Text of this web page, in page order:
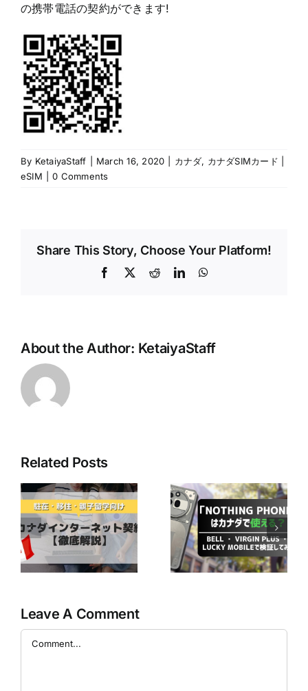
の携帯電話の契約ができます!
By KetaiyaStaff March 16, 2020 カナダ, カナダSIMカード |
eSIM
0 Comments
Share This Story, Choose Your Platform!
Facebook
X RedditLinkedIn
About the Author: KetaiyaStaff
Related Posts
最近人気の
「Nothing
Phone」はカナ
ダで使える？ ～
Bell ・ Virgin
Plus ・ Lucky
Bell Mobilityユ
ーザー必見！
CraveのBasicプ
ランが無料で楽
しめるかも！？
Leave A Comment
Comment